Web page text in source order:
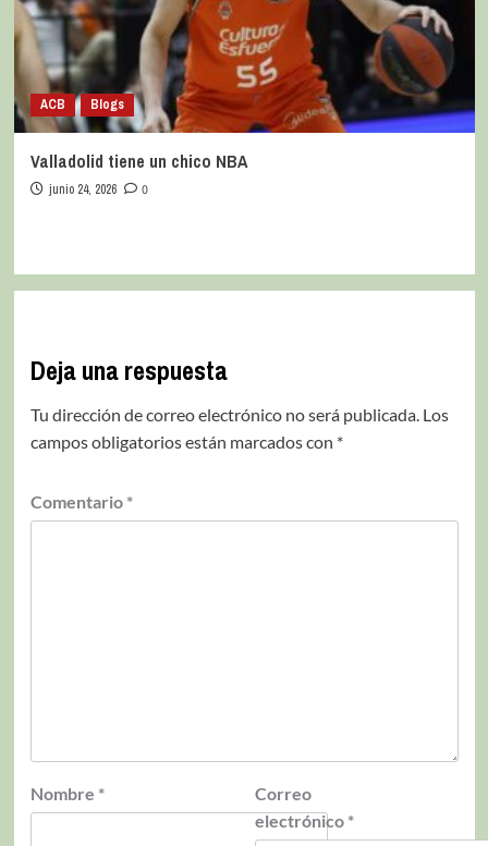
ACB Blogs
Valladolid tiene un chico NBA
junio 24, 2026 0
Deja una respuesta
Tu dirección de correo electrónico no será publicada. Los
campos obligatorios están marcados con *
Comentario *
Nombre *
Correo
electrónico *